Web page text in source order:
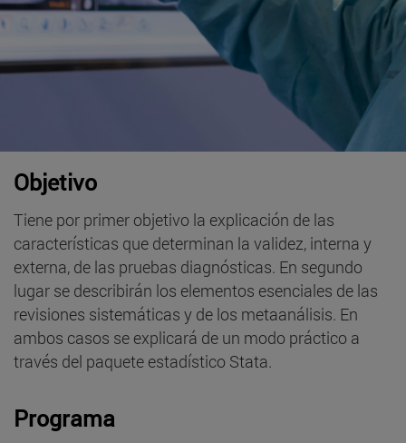
Objetivo
Tiene por primer objetivo la explicación de las
características que determinan la validez, interna y
externa, de las pruebas diagnósticas. En segundo
lugar se describirán los elementos esenciales de las
revisiones sistemáticas y de los metaanálisis. En
ambos casos se explicará de un modo práctico a
través del paquete estadístico Stata.
Programa